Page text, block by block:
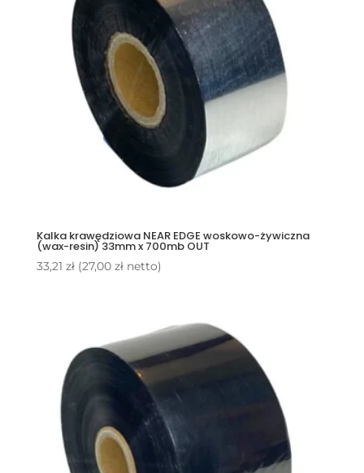
Kalka krawędziowa NEAR EDGE woskowo-żywiczna
(wax-resin) 33mm x 700mb OUT
33,21 zł (27,00 złnetto)